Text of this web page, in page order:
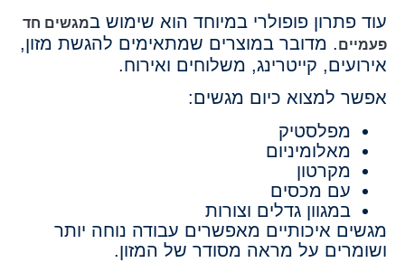
עוד פתרון פופולרי במיוחד הוא שימוש במגשים חד
פעמיים. מדובר במוצרים שמתאימים להגשת מזון,
אירועים, קייטרינג, משלוחים ואירוח.
אפשר למצוא כיום מגשים:
מפלסטיק
מאלומיניום
מקרטון
עם מכסים
במגוון גדלים וצורות
מגשים איכותיים מאפשרים עבודה נוחה יותר
ושומרים על מראה מסודר של המזון.